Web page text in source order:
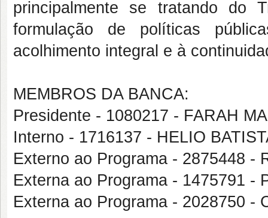
principalmente se tratando do
formulação de políticas
acolhimento integral e à
MEMBROS DA BANCA:
Presidente - 1080217 - FARAH
Interno - 1716137 - HELIO
Externo ao Programa - 2875448 -
Externa ao Programa - 1475791 -
Externa ao Programa - 2028750 -